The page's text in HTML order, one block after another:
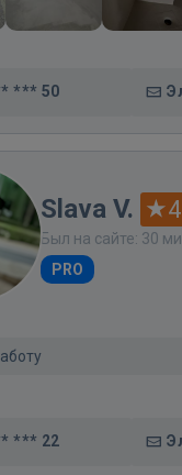
*** 50
Slava V.
Был на сайте: 30
PRO
*** 22